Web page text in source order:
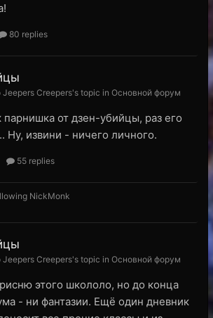
80 replies
Creepers's topic in Основной форум
парнишка от дзен-убийцы, раз его
Ну, извини - ничего личного.
55 replies
NickMonk
Creepers's topic in Основной форум
этого школоло, но до конца
- ни фантазии. Ещё один дневник